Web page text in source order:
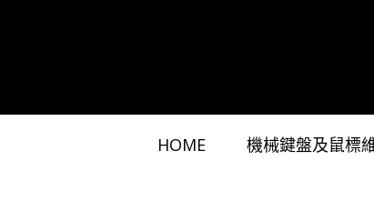
o
HOME 機械鍵盤及鼠標